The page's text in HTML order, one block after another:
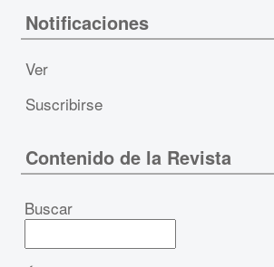
Notificaciones
Ver
Suscribirse
Contenido de la Revista
Buscar